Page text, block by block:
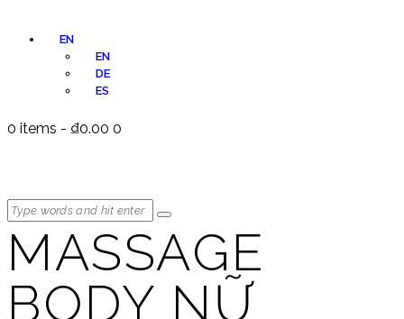
EN
EN
DE
ES
0 items - ₫0.00 0
MASSAGE
BODY NỮ